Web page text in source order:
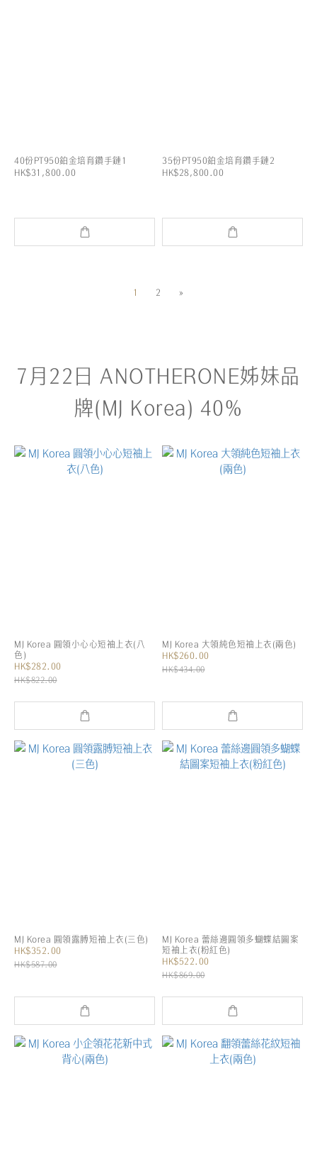
40份PT950鉑金培育鑽手鏈1
HK$31,800.00
35份PT950鉑金培育鑽手鏈2
HK$28,800.00
1 2 »
7月22日 ANOTHERONE姊妹品
牌(MJ Korea) 40%
MJ Korea 圓領小心心短袖上衣(八
色)
HK$282.00
HK$822.00
MJ Korea 大領純色短袖上衣(兩色)
HK$260.00
HK$434.00
MJ Korea 圓領露膊短袖上衣(三色)
HK$352.00
HK$587.00
MJ Korea 蕾絲邊圓領多蝴蝶結圖案
短袖上衣(粉紅色)
HK$522.00
HK$869.00